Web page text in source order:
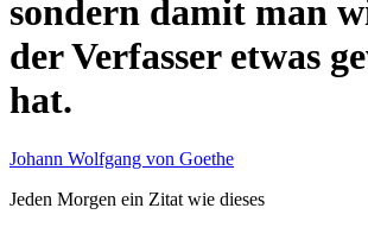
sondern damit man
der Verfasser etwas
hat.
Johann Wolfgang von Goethe
Jeden Morgen ein Zitat wie dieses